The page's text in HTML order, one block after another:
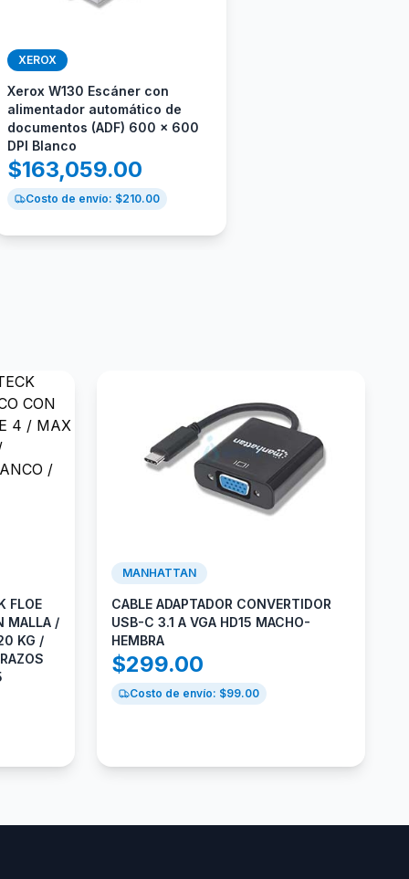
XEROX
Xerox W130 Escáner con
alimentador automático de
documentos (ADF) 600 x 600
DPI Blanco
$163,059.00
Costo de envío: $210.00
FLOE
MALLA /
KG /
MANHATTAN
CABLE ADAPTADOR CONVERTIDOR
USB-C 3.1 A VGA HD15 MACHO-
HEMBRA
$299.00
Costo de envío: $99.00